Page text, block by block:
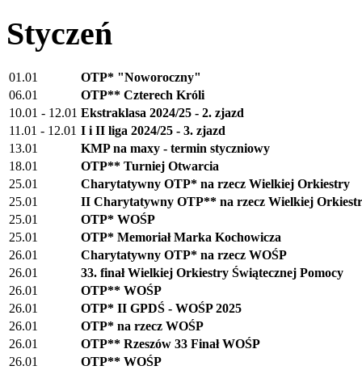
Styczeń
01.01
OTP* "Noworoczny"
06.01
OTP** Czterech Króli
10.01 - 12.01 Ekstraklasa 2024/25 - 2. zjazd
11.01 - 12.01 I i II liga 2024/25 - 3. zjazd
13.01
KMP na maxy - termin styczniowy
18.01
OTP** Turniej Otwarcia
25.01
Charytatywny OTP* na rzecz Wielkiej Orkiestry
25.01
II Charytatywny OTP** na rzecz Wielkiej
25.01
OTP* WOŚP
25.01
OTP* Memoriał Marka Kochowicza
26.01
Charytatywny OTP* na rzecz WOŚP
26.01
33. finał Wielkiej Orkiestry Świątecznej Pomocy
26.01
OTP** WOŚP
26.01
OTP* II GPDŚ - WOŚP 2025
26.01
OTP* na rzecz WOŚP
26.01
OTP** Rzeszów 33 Finał WOŚP
26.01
OTP** WOŚP